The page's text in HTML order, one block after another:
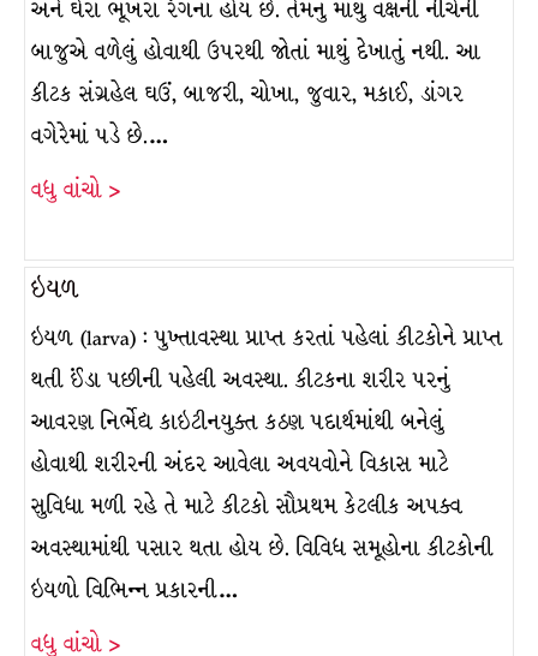
અને ઘેરા ભૂખરા રંગના હોય છે. તેમનું માથું વક્ષની નીચેની
બાજુએ વળેલું હોવાથી ઉપરથી જોતાં માથું દેખાતું નથી. આ
કીટક સંગ્રહેલ ઘઉં, બાજરી, ચોખા, જુવાર, મકાઈ, ડાંગર
વગેરેમાં પડે છે.…
વધુ વાંચો >
ઇયળ
ઇયળ (larva) : પુખ્તાવસ્થા પ્રાપ્ત કરતાં પહેલાં કીટકોને પ્રાપ્ત
થતી ઈંડા પછીની પહેલી અવસ્થા. કીટકના શરીર પરનું
આવરણ નિર્ભેદ્ય કાઇટીનયુક્ત કઠણ પદાર્થમાંથી બનેલું
હોવાથી શરીરની અંદર આવેલા અવયવોને વિકાસ માટે
સુવિધા મળી રહે તે માટે કીટકો સૌપ્રથમ કેટલીક અપક્વ
અવસ્થામાંથી પસાર થતા હોય છે. વિવિધ સમૂહોના કીટકોની
ઇયળો વિભિન્ન પ્રકારની…
વધુ વાંચો >